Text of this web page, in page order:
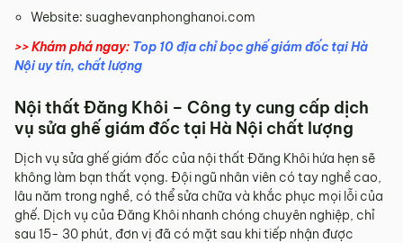
Website: suaghevanphonghanoi.com
>> Khám phá ngay: Top 10 địa chỉ bọc ghế giám đốc tại Hà
Nội uy tín, chất lượng
Nội thất Đăng Khôi – Công ty cung cấp dịch
vụ sửa ghế giám đốc tại Hà Nội chất lượng
Dịch vụ sửa ghế giám đốc của nội thất Đăng Khôi hứa hẹn sẽ
không làm bạn thất vọng. Đội ngũ nhân viên có tay nghề cao,
lâu năm trong nghề, có thể sửa chữa và khắc phục mọi lỗi của
ghế. Dịch vụ của Đăng Khôi nhanh chóng chuyên nghiệp, chỉ
sau 15- 30 phút, đơn vị đã có mặt sau khi tiếp nhận được